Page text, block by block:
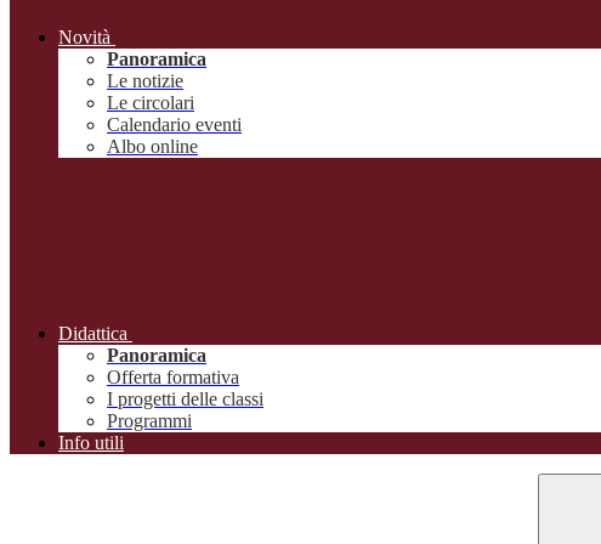
Novità
Panoramica
Le notizie
Le circolari
Calendario eventi
Albo online
Didattica
Panoramica
Offerta formativa
I progetti delle classi
Programmi
Info utili